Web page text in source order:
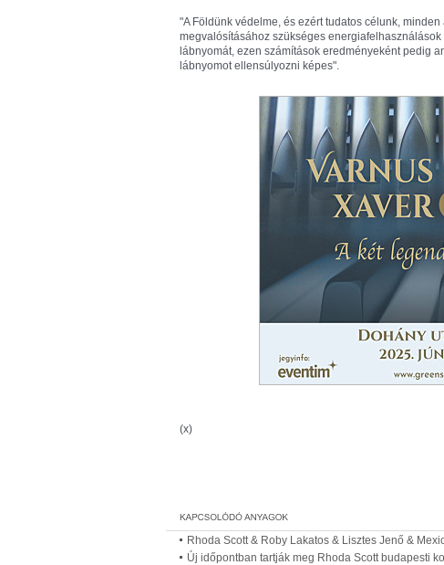
"A Földünk védelme, és ezért tudatos célunk,
megvalósításához szükséges
lábnyomát, ezen számítások eredményeként pedig
lábnyomot ellensúlyozni képes".
(x)
Rhoda Scott & Roby Lakatos & Lisztes Jenő &
Új időpontban tartják meg Rhoda Scott budapesti